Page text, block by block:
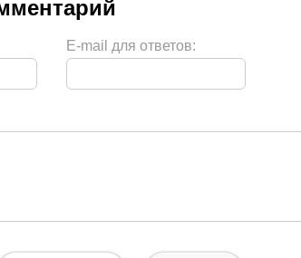
E-mail для ответов: